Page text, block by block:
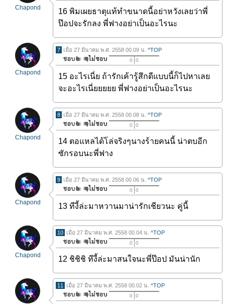
Chapond
16 พิมเผยธาตุแท้ทำขนาดนี้อย่าหวังเลยว่าพี่
ป๊อปจะรักลง พี่ฟางอย่าเป็นอะไรนะ
Chapond
7 เมื่อ 27 มีนาคม พ.ศ. 2558 00.09 น. ^TOP
0 0
15 อะไรเนี่ย ถ้ารักเค้ารู้สึกดีแบบนี้ก็ไปหาเลย
จะอะไรเนี่ยยยยย พี่ฟางอย่าเป็นอะไรนะ
Chapond
8 เมื่อ 27 มีนาคม พ.ศ. 2558 00.08 น. ^TOP
0 0
14 ตอแหลได้โล่จริงๆนางร้ายคนนี้ น่าตบอีก
ซักรอบนะพี่ฟาง
Chapond
9 เมื่อ 27 มีนาคม พ.ศ. 2558 00.06 น. ^TOP
0 0
13 ทีงี้ล่ะมาหวานมาน่ารักเชียวนะ คู่นี้
Chapond
10 เมื่อ 27 มีนาคม พ.ศ. 2558 00.04 น. ^TOP
0 0
12 ชิชิชิ ทีงี้ล่ะมาสนใจนะพี่ป๊อป มันน่านัก
11 เมื่อ 27 มีนาคม พ.ศ. 2558 00.02 น. ^TOP
0 0